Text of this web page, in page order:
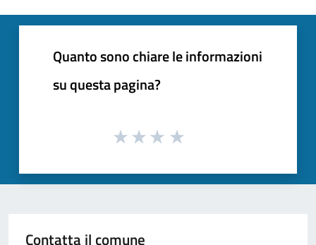
Quanto sono chiare le informazioni
su questa pagina?
Contatta il comune